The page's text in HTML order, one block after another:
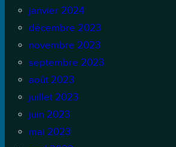
janvier 2024
décembre 2023
novembre 2023
septembre 2023
août 2023
juillet 2023
juin 2023
mai 2023